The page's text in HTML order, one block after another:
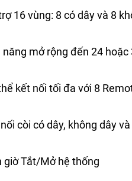
16 vùng: 8 có dây và 8
năng mở rộng đến 24
kết nối tối đa với 8
còi có dây, không dây
giờ Tắt/Mở hệ thống